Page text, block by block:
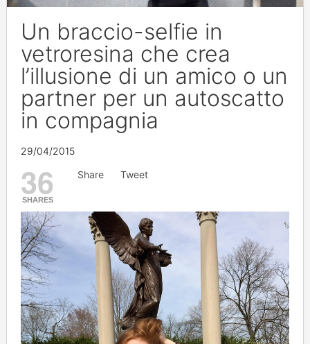
Un braccio-selfie in
vetroresina che crea
l’illusione di un amico o un
partner per un autoscatto
in compagnia
29/04/2015
36
SHARES
Share Tweet